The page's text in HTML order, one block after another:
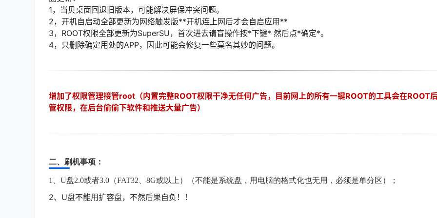
1，当贝桌面回退旧版本，可能解决屏保冲突问题。
2，开机自启动全部更新为网络触发版**开机连上网后才会自启应用**
3，ROOT权限全部更新为SuperSU，首次进去请盲操作按*下键* 然后点*确定*。
4，只删除确定用处的APP，因此可能会修复一些莫名其妙的问题。
增加了权限管理接管root（内置完整ROOT权限干净无任何广告，目前网上的所有一键ROOT的工具会在ROOT
管权限，在后台偷偷下软件和推送大量广告）
二、刷机事项：
1、U盘2.0或者3.0（FAT32、8G或以上）（不能是系统盘，用电脑的格式化也无用，必须是单分区）；
2、U盘不能用扩容盘，不然后果自负！！